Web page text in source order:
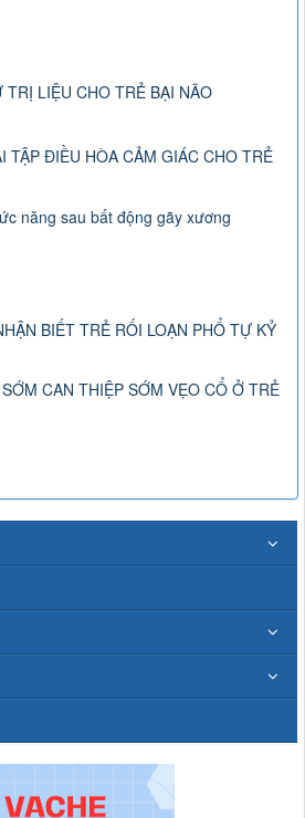
TRỊ LIỆU CHO TRẺ BẠI NÃO
TẬP ĐIỀU HÒA CẢM GIÁC CHO TRẺ
năng sau bất động gãy xương
BIẾT TRẺ RỐI LOẠN PHỔ TỰ KỶ
CAN THIỆP SỚM VẸO CỔ Ở TRẺ